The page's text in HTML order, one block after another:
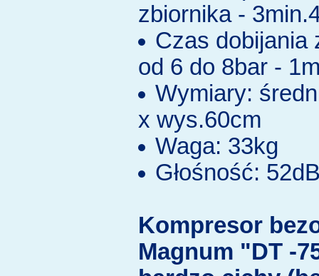
zbiornika -
Czas dobijania
od 6 do 8bar -
Wymiary:
x wys.60cm
Waga: 33kg
Głośność:
Kompresor
Magnum "DT -